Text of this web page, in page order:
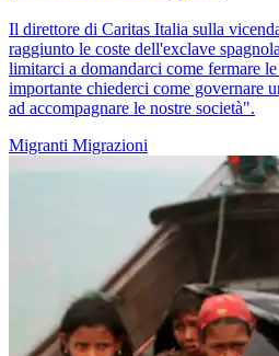
Il direttore di Caritas Italia sulla
raggiunto le coste dell'exclave
limitarci a domandarci come fermare
importante chiederci come governare
ad accompagnare le nostre società".
Migranti Migrazioni